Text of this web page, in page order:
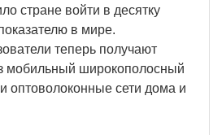
стране войти в десятку
в мире.
теперь получают
мобильный широкополосный
оптоволоконные сети дома и